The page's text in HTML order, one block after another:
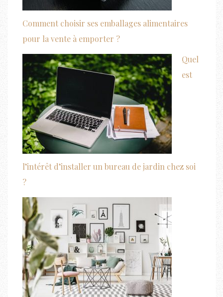
Comment choisir ses emballages alimentaires
pour la vente à emporter ?
Quel
est
l’intérêt d’installer un bureau de jardin chez soi
?